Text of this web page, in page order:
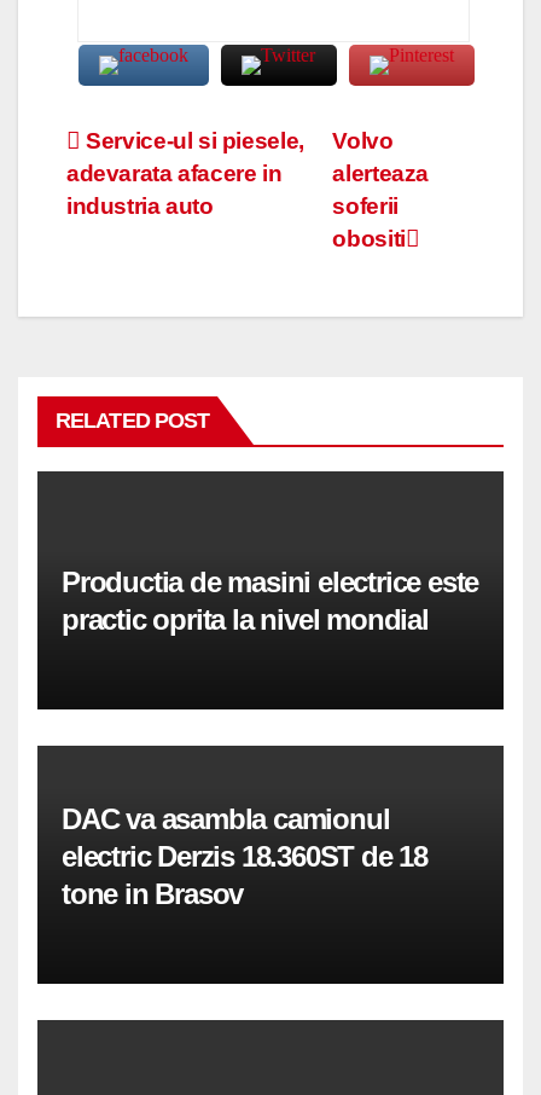
Navigare
în
Volvo
alerteaza
soferii
obositi
Service-ul si piesele,
adevarata afacere in
industria auto
RELATED POST
Productia de masini electrice este
practic oprita la nivel mondial
DAC va asambla camionul
electric Derzis 18.360ST de 18
tone in Brasov